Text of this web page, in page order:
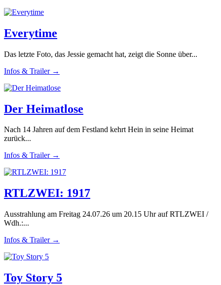
Everytime
Das letzte Foto, das Jessie gemacht hat, zeigt die Sonne über...
Infos & Trailer →
Der Heimatlose
Nach 14 Jahren auf dem Festland kehrt Hein in seine Heimat
zurück...
Infos & Trailer →
RTLZWEI: 1917
Ausstrahlung am Freitag 24.07.26 um 20.15 Uhr auf RTLZWEI /
Wdh.:...
Infos & Trailer →
Toy Story 5